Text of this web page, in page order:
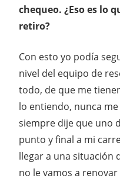
chequeo. ¿Eso es lo
retiro?
Con esto yo podía
nivel del equipo de
todo, de que me
lo entiendo, nunca
siempre dije que uno
punto y final a mi
llegar a una situación
no le vamos a renovar